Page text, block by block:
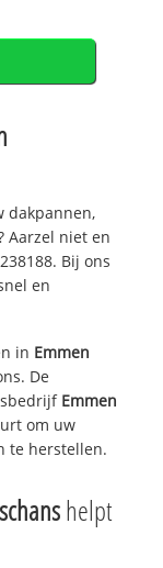
dakpannen,
Aarzel niet en
Bij ons
en
in Emmen
De
Emmen
om uw
te herstellen.
helpt